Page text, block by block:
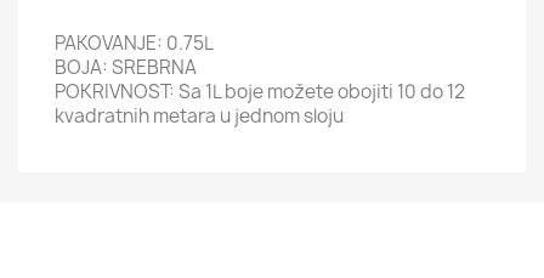
PAKOVANJE: 0.75L
BOJA: SREBRNA
POKRIVNOST: Sa 1L boje možete obojiti 10 do 12
kvadratnih metara u jednom sloju